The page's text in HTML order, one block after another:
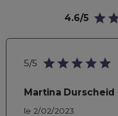
4.6/5 star
5/5 starstarstarstarstar
Martina Durscheid
le 2/02/2023